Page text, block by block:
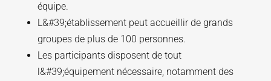
équipe.
L&#39;établissement peut accueillir de grands
groupes de plus de 100 personnes.
Les participants disposent de tout
l&#39;équipement nécessaire, notamment des